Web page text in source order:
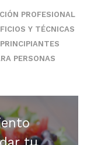
PROFESIONAL
Y TÉCNICAS
PERSONAS